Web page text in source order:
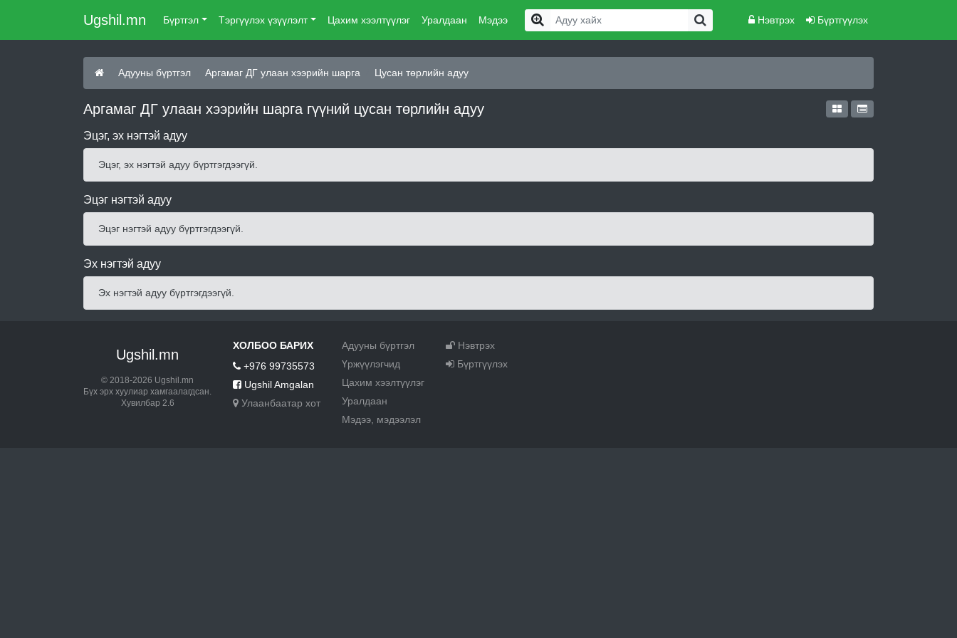
Ugshil.mn Бүртгэл Тэргүүлэх үзүүлэлт Цахим хээлтүүлэг Уралдаан Мэдээ Нэвтрэх Бүртгүүлэх
Адууны бүртгэл Аргамаг ДГ улаан хээрийн шарга Цусан төрлийн адуу
Аргамаг ДГ улаан хээрийн шарга гүүний цусан төрлийн адуу
Эцэг, эх нэгтэй адуу
Эцэг, эх нэгтэй адуу бүртгэгдээгүй.
Эцэг нэгтэй адуу
Эцэг нэгтэй адуу бүртгэгдээгүй.
Эх нэгтэй адуу
Эх нэгтэй адуу бүртгэгдээгүй.
Ugshil.mn
© 2018-2026 Ugshil.mn
Бүх эрх хуулиар хамгаалагдсан.
Хувилбар 2.6
ХОЛБОО БАРИХ
+976 99735573
Ugshil Amgalan
Улаанбаатар хот
Адууны бүртгэл
Үржүүлэгчид
Цахим хээлтүүлэг
Уралдаан
Мэдээ, мэдээлэл
Нэвтрэх
Бүртгүүлэх